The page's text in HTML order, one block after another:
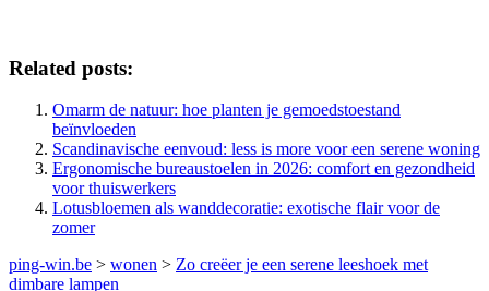
Related posts:
Omarm de natuur: hoe planten je gemoedstoestand
beïnvloeden
Scandinavische eenvoud: less is more voor een serene woning
Ergonomische bureaustoelen in 2026: comfort en gezondheid
voor thuiswerkers
Lotusbloemen als wanddecoratie: exotische flair voor de
zomer
ping-win.be > wonen > Zo creëer je een serene leeshoek met
dimbare lampen